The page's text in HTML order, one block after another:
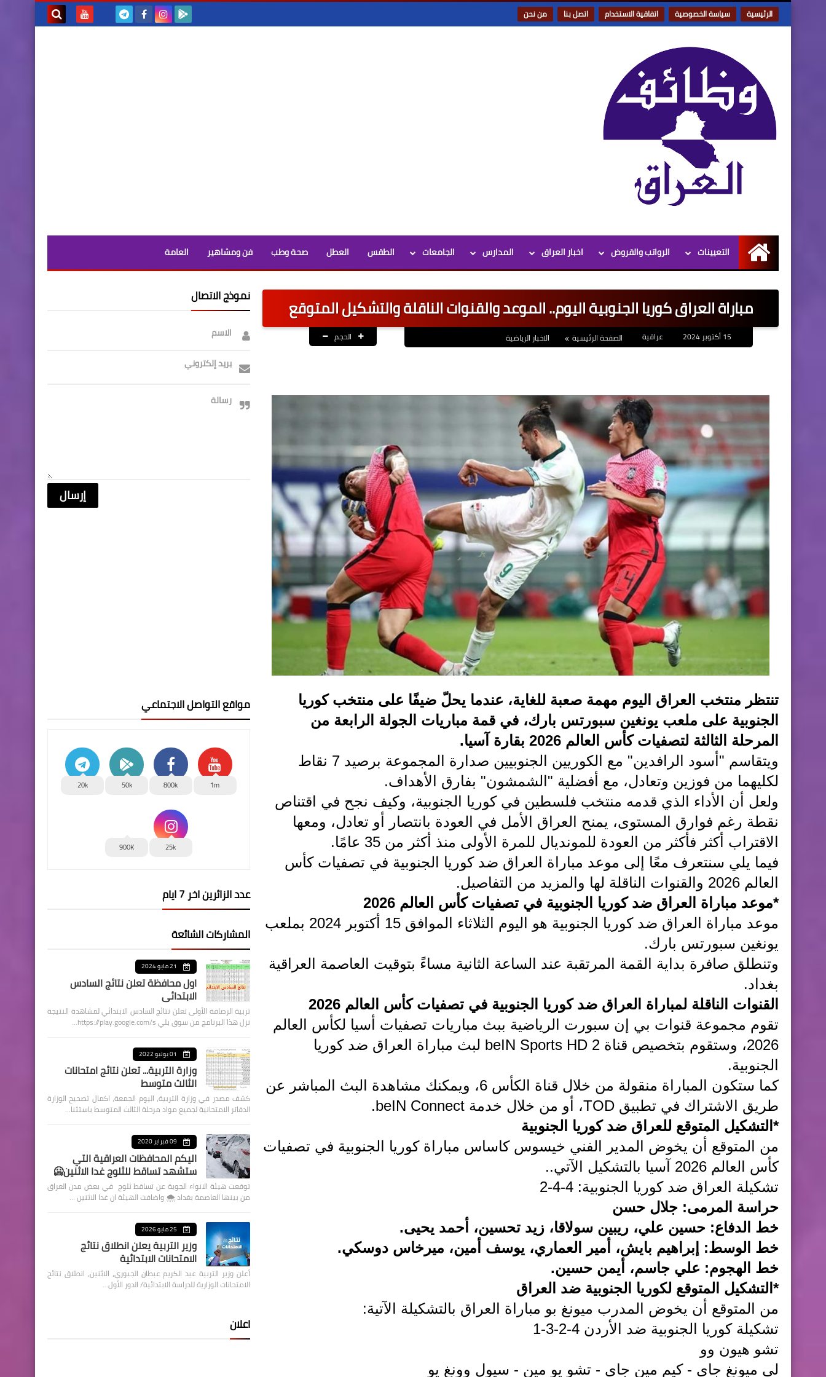
الرئيسية سياسة الخصوصية اتفاقية الاستخدام اتصل بنا من نحن
الرئيسية
التعيينات الرواتب والقروض اخبار العراق المدارس الجامعات الطقس العطل صحة وطب فن ومشاهير العامة
مباراة العراق كوريا الجنوبية اليوم.. الموعد والقنوات الناقلة والتشكيل المتوقع
عراقية الصفحة الرئيسية الاخبار الرياضية الحجم
تنتظر منتخب العراق اليوم مهمة صعبة للغاية، عندما يحلّ ضيفًا على منتخب كوريا
الجنوبية على ملعب يونغين سبورتس بارك، في قمة مباريات الجولة الرابعة من
المرحلة الثالثة لتصفيات كأس العالم 2026 بقارة آسيا.
ويتقاسم "أسود الرافدين" مع الكوريين الجنوبيين صدارة المجموعة برصيد 7 نقاط
لكليهما من فوزين وتعادل، مع أفضلية "الشمشون" بفارق الأهداف.
ولعل أن الأداء الذي قدمه منتخب فلسطين في كوريا الجنوبية، وكيف نجح في اقتناص
نقطة رغم فوارق المستوى، يمنح العراق الأمل في العودة بانتصار أو تعادل، ومعها
الاقتراب أكثر فأكثر من العودة للمونديال للمرة الأولى منذ أكثر من 35 عامًا.
فيما يلي سنتعرف معًا إلى موعد مباراة العراق ضد كوريا الجنوبية في تصفيات كأس
العالم 2026 والقنوات الناقلة لها والمزيد من التفاصيل.
*موعد مباراة العراق ضد كوريا الجنوبية في تصفيات كأس العالم 2026
موعد مباراة العراق ضد كوريا الجنوبية هو اليوم الثلاثاء الموافق 15 أكتوبر 2024 بملعب
يونغين سبورتس بارك.
وتنطلق صافرة بداية القمة المرتقبة عند الساعة الثانية مساءً بتوقيت العاصمة العراقية
بغداد.
القنوات الناقلة لمباراة العراق ضد كوريا الجنوبية في تصفيات كأس العالم 2026
تقوم مجموعة قنوات بي إن سبورت الرياضية ببث مباريات تصفيات أسيا لكأس العالم
2026، وستقوم بتخصيص قناة beIN Sports HD 2 لبث مباراة العراق ضد كوريا
الجنوبية.
كما ستكون المباراة منقولة من خلال قناة الكأس 6، ويمكنك مشاهدة البث المباشر عن
طريق الاشتراك في تطبيق TOD، أو من خلال خدمة beIN Connect.
*التشكيل المتوقع للعراق ضد كوريا الجنوبية
من المتوقع أن يخوض المدير الفني خيسوس كاساس مباراة كوريا الجنوبية في تصفيات
كأس العالم 2026 آسيا بالتشكيل الآتي..
تشكيلة العراق ضد كوريا الجنوبية: 4-4-2
حراسة المرمى: جلال حسن
خط الدفاع: حسين علي، ريبين سولاقا، زيد تحسين، أحمد يحيى.
خط الوسط: إبراهيم بايش، أمير العماري، يوسف أمين، ميرخاس دوسكي.
خط الهجوم: علي جاسم، أيمن حسين.
*التشكيل المتوقع لكوريا الجنوبية ضد العراق
من المتوقع أن يخوض المدرب ميونغ بو مباراة العراق بالتشكيلة الآتية:
تشكيلة كوريا الجنوبية ضد الأردن 4-2-3-1
تشو هيون وو
لي ميونغ جاي - كيم مين جاي - تشو يو مين - سيول وونغ يو
نموذج الاتصال
الاسم
بريد إلكتروني
رسالة
مواقع التواصل الاجتماعي
1m
800k
50k
20k
25k
900K
عدد الزائرين اخر 7 ايام
المشاركات الشائعة
21 مايو 2024
اول محافظة تعلن نتائج السادس
الابتدائي
تربية الرصافة الأولى تعلن نتائج السادس الابتدائي لمشاهدة النتيجة
نزل هذا البرنامج من سوق بلي https://play.google.com/s…
01 يوليو 2022
وزارة التربية... تعلن نتائج امتحانات
الثالث متوسط
كشف مصدر في وزارة التربية، اليوم الجمعة، اكمال تصحيح الوزارة
الدفاتر الامتحانية لجميع مواد مرحلة الثالث المتوسط باستثنا…
09 فبراير 2020
اليكم المحافظات العراقية التي
ستشهد تساقط للثلوج غدا الاثنين🥶
توقعت هيئة الانواء الجوية عن تساقط ثلوج في بعض مدن العراق
من بينها العاصمة بغداد ⁦🌨️⁩ واضافت الهيئة ان غدا الاثنين …
25 مايو 2026
وزير التربية يعلن انطلاق نتائج
الامتحانات الابتدائية
أعلن وزير التربية عبد الكريم عبطان الجبوري، الاثنين، انطلاق نتائج
الامتحانات الوزارية للدراسة الابتدائية/ الدور الأول…
اعلان